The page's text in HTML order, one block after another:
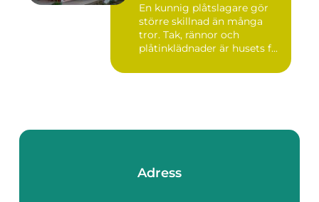
En kunnig plåtslagare gör
större skillnad än många
tror. Tak, rännor och
plåtinklädnader är husets f...
Adress